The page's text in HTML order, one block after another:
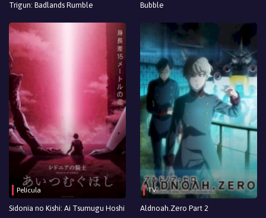
Trigun: Badlands Rumble Bubble
Película
Sidonia no Kishi: Ai Tsumugu Hoshi
TV
Aldnoah.Zero Part 2